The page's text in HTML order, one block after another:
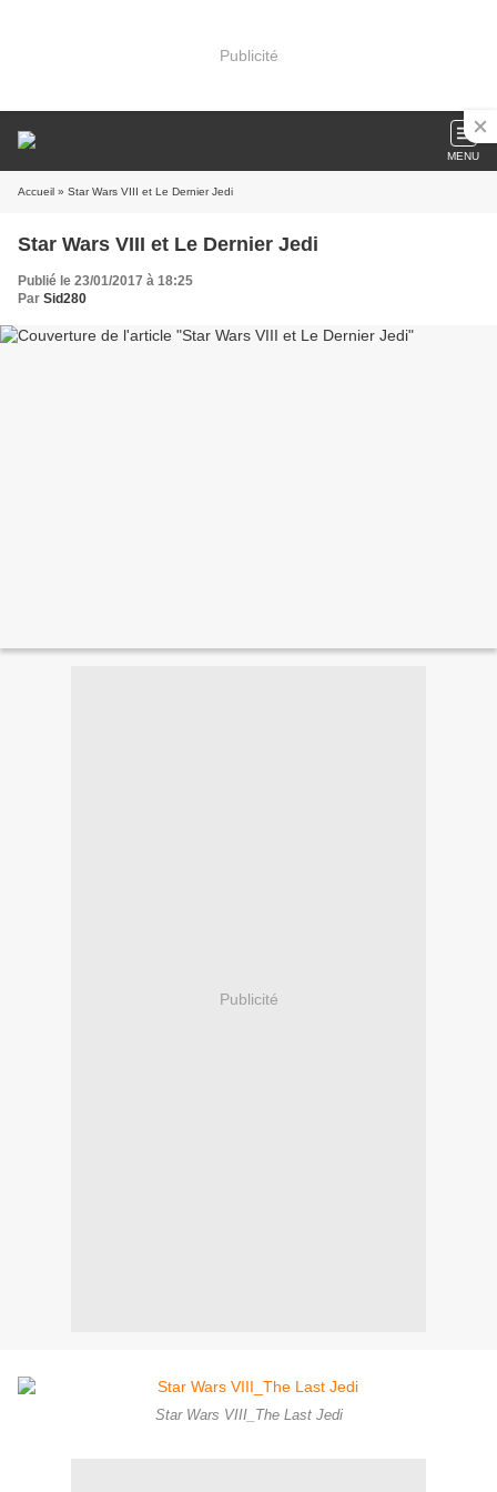
Publicité
MENU
Accueil » Star Wars VIII et Le Dernier Jedi
Star Wars VIII et Le Dernier Jedi
Publié le 23/01/2017 à 18:25
Par Sid280
Publicité
Star Wars VIII_The Last Jedi